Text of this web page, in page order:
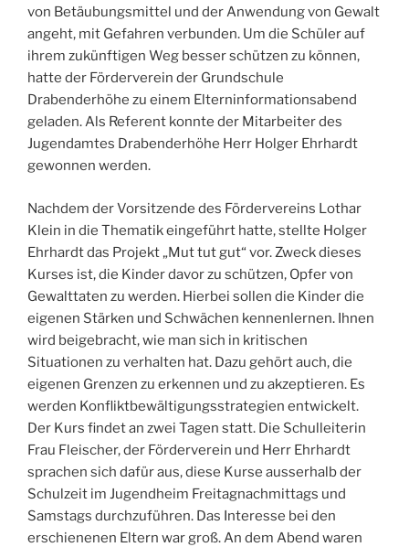
von Betäubungsmittel und der Anwendung von Gewalt
angeht, mit Gefahren verbunden. Um die Schüler auf
ihrem zukünftigen Weg besser schützen zu können,
hatte der Förderverein der Grundschule
Drabenderhöhe zu einem Elterninformationsabend
geladen. Als Referent konnte der Mitarbeiter des
Jugendamtes Drabenderhöhe Herr Holger Ehrhardt
gewonnen werden.
Nachdem der Vorsitzende des Fördervereins Lothar
Klein in die Thematik eingeführt hatte, stellte Holger
Ehrhardt das Projekt „Mut tut gut“ vor. Zweck dieses
Kurses ist, die Kinder davor zu schützen, Opfer von
Gewalttaten zu werden. Hierbei sollen die Kinder die
eigenen Stärken und Schwächen kennenlernen. Ihnen
wird beigebracht, wie man sich in kritischen
Situationen zu verhalten hat. Dazu gehört auch, die
eigenen Grenzen zu erkennen und zu akzeptieren. Es
werden Konfliktbewältigungsstrategien entwickelt.
Der Kurs findet an zwei Tagen statt. Die Schulleiterin
Frau Fleischer, der Förderverein und Herr Ehrhardt
sprachen sich dafür aus, diese Kurse ausserhalb der
Schulzeit im Jugendheim Freitagnachmittags und
Samstags durchzuführen. Das Interesse bei den
erschienenen Eltern war groß. An dem Abend waren